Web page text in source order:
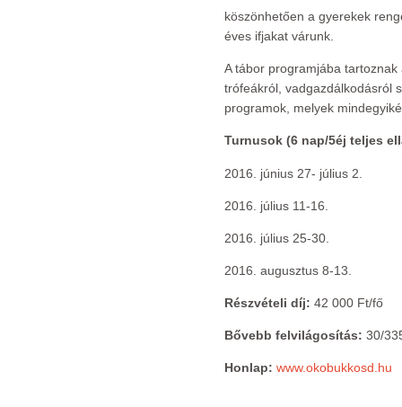
köszönhetően a gyerekek
éves ifjakat várunk.
A tábor programjába
trófeákról, vadgazdálkodásról
programok, melyek
Turnusok (6 nap/5éj teljes
2016. június 27- július 2.
2016. július 11-16.
2016. július 25-30.
2016. augusztus 8-13.
Részvételi díj: 42 000 Ft/fő
Bővebb felvilágosítás: 30/
Honlap: www.okobukkosd.hu